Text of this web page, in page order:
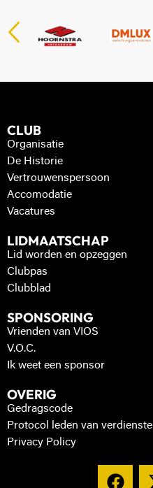
CLUB
Organisatie
De Historie
Vertrouwenspersoon
Accomodatie
Vacatures
LIDMAATSCHAP
Lid worden en opzeggen
Clubpas
Clubblad
SPONSORING
Vrienden van VIOS
V.O.C.
Ik weet een sponsor
OVERIG
Gedragscode
Protocol leden van verdienste
Privacy Policy